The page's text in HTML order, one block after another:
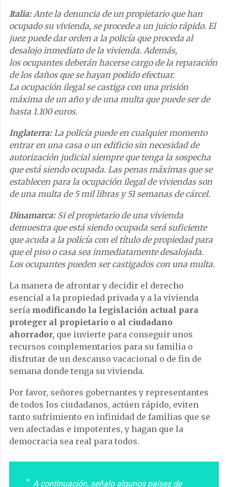
Italia:Ante la denuncia de un propietario que han
ocupado su vivienda, se procede a un juicio rápido. El
juez puede dar orden a la policía que proceda al
desalojo inmediato de la vivienda. Además,
los ocupantes deberán hacerse cargo de la reparación
de los daños que se hayan podido efectuar.
La ocupación ilegal se castiga con una prisión
máxima de un año y de una multa que puede ser de
hasta 1.100 euros.
Inglaterra:La policía puede en cualquier momento
entrar en una casa o un edificio sin necesidad de
autorización judicial siempre que tenga la sospecha
que está siendo ocupada. Las penas máximas que se
establecen para la ocupación ilegal de viviendas son
de una multa de 5 mil libras y 51 semanas de cárcel.
Dinamarca: Si el propietario de una vivienda
demuestra que está siendo ocupada será suficiente
que acuda a la policía con el título de propiedad para
que el piso o casa sea inmediatamente desalojada.
Los ocupantespueden ser castigados con una multa.
La manera de afrontar y decidir el derecho
esencial a la propiedad privada y a la vivienda
sería modificando la legislación actual para
proteger al propietario o al ciudadano
ahorrador, que invierte para conseguir unos
recursos complementarios para su familia o
disfrutar de un descanso vacacional o de fin de
semana donde tenga su vivienda.
Por favor, señores gobernantes y representantes
de todos los ciudadanos, actúen rápido, eviten
tanto sufrimiento en infinidad de familias que se
ven afectadas e impotentes, y hagan que la
democracia sea real para todos.
A continuación, señalo algunos países de